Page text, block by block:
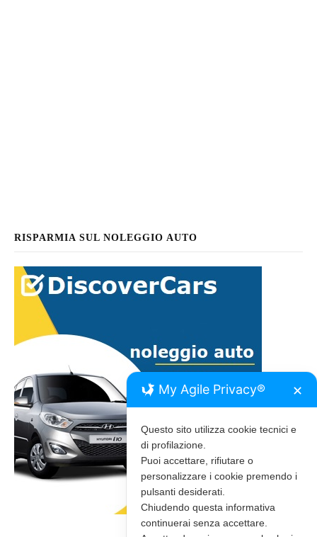
RISPARMIA SUL NOLEGGIO AUTO
My Agile Privacy® ✕
Questo sito utilizza cookie tecnici e
di profilazione.
Puoi accettare, rifiutare o
personalizzare i cookie premendo i
pulsanti desiderati.
Chiudendo questa informativa
continuerai senza accettare.